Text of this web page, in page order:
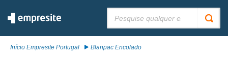
Início Empresite Portugal Blanpac Encolado